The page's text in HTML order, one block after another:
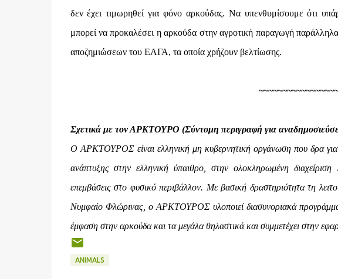
δεν έχει τιμωρηθεί για φόνο αρκούδας. Να υπενθυμίσουμε ότι
μπορεί να προκαλέσει η αρκούδα στην αγροτική παραγωγή
αποζημιώσεων του ΕΛΓΑ, τα οποία χρήζουν βελτίωσης.
Σχετικά με τον ΑΡΚΤΟΥΡΟ (Σύντομη περιγραφή για
Ο ΑΡΚΤΟΥΡΟΣ είναι ελληνική μη κυβερνητική οργάνωση που δρα για
ανάπτυξης στην ελληνική ύπαιθρο, στην ολοκληρωμένη
επεμβάσεις στο φυσικό περιβάλλον. Με βασική δραστηριότητα τη
Νυμφαίο Φλώρινας, ο ΑΡΚΤΟΥΡΟΣ υλοποιεί διασυνοριακά
έμφαση στην αρκούδα και τα μεγάλα θηλαστικά και συμμετέχει στην
ANIMALS